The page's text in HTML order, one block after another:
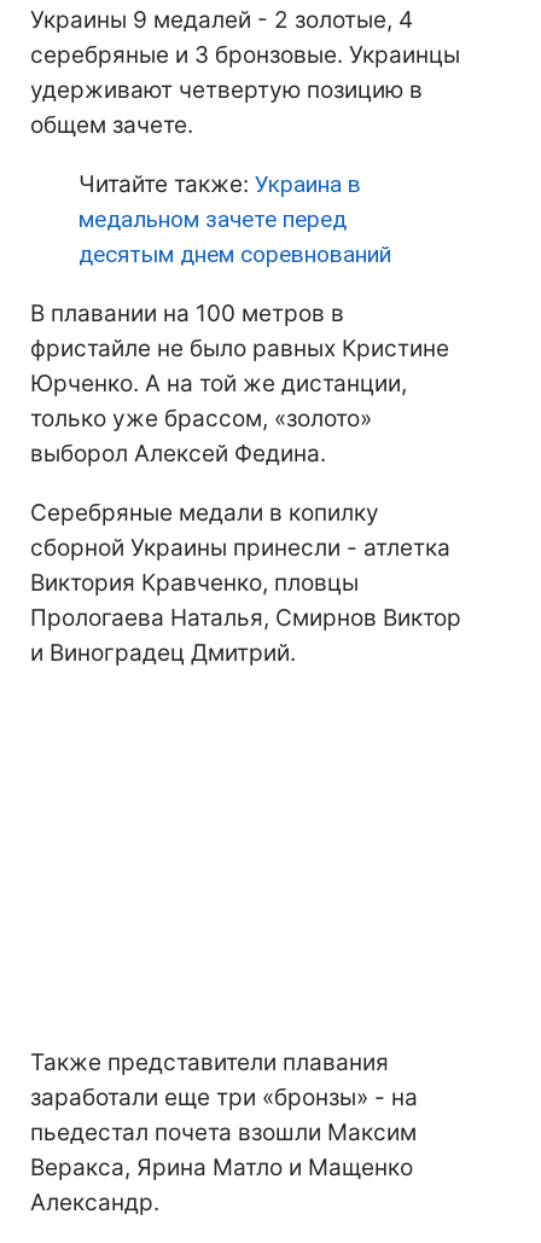
Украины 9 медалей - 2 золотые, 4
серебряные и 3 бронзовые. Украинцы
удерживают четвертую позицию в
общем зачете.
Читайте также: Украина в
медальном зачете перед
десятым днем соревнований
В плавании на 100 метров в
фристайле не было равных Кристине
Юрченко. А на той же дистанции,
только уже брассом, «золото»
выборол Алексей Федина.
Серебряные медали в копилку
сборной Украины принесли - атлетка
Виктория Кравченко, пловцы
Прологаева Наталья, Смирнов Виктор
и Виноградец Дмитрий.
Также представители плавания
заработали еще три «бронзы» - на
пьедестал почета взошли Максим
Веракса, Ярина Матло и Мащенко
Александр.